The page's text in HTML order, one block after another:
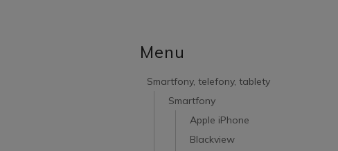
Menu
Smartfony, telefony, tablety
Smartfony
Apple iPhone
Blackview